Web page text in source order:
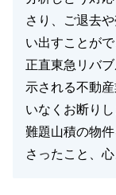
さり、ご退去
い出すことがで
正直東急リバ
示される不動
いなくお断りし
難題山積の物
さったこと、